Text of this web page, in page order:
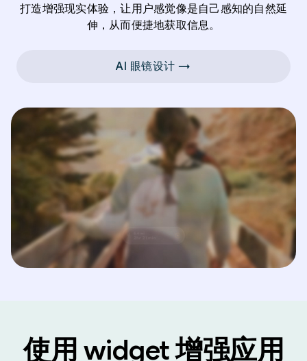
打造增强现实体验，让用户感觉像是自己感知的自然延
伸，从而便捷地获取信息。
AI 眼镜设计 →
使用 widget 增强应用